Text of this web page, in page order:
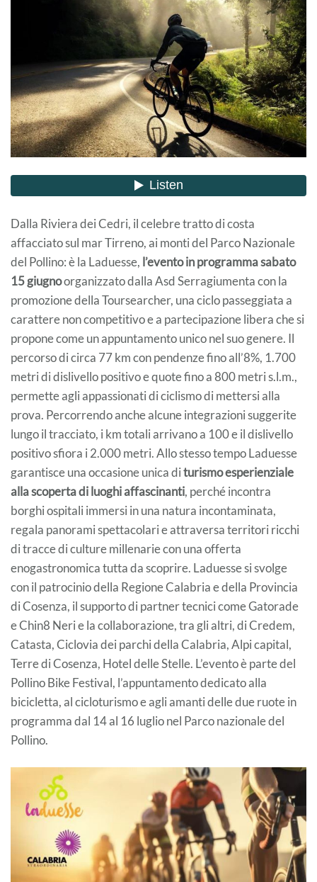
Dalla Riviera dei Cedri, il celebre tratto di costa
affacciato sul mar Tirreno,ai monti del Parco Nazionale
del Pollino: è la Laduesse, l’evento in programma sabato
15 giugnoorganizzato dalla Asd Serragiumenta con la
promozione della Toursearcher, una ciclo passeggiata a
carattere non competitivo e a partecipazione libera che si
propone come un appuntamento unico nel suo genere. Il
percorso di circa 77 km con pendenze fino all’8%, 1.700
metri di dislivello positivo e quote fino a 800 metri s.l.m.,
permette agli appassionati di ciclismo di mettersi alla
prova. Percorrendo anche alcune integrazioni suggerite
lungo il tracciato, i km totali arrivano a 100 e il dislivello
positivo sfiora i 2.000 metri. Allo stesso tempo Laduesse
garantisce una occasione unica diturismo esperienziale
alla scoperta di luoghi affascinanti, perché incontra
borghi ospitali immersi in una natura incontaminata,
regala panorami spettacolari e attraversa territori ricchi
di tracce di culture millenarie con una offerta
enogastronomica tutta da scoprire. Laduesse si svolge
con il patrocinio della Regione Calabria e della Provincia
di Cosenza, il supporto di partner tecnici come Gatorade
e Chin8 Neri e la collaborazione, tra gli altri, di Credem,
Catasta, Ciclovia dei parchi della Calabria, Alpi capital,
Terre di Cosenza, Hotel delle Stelle. L’evento è parte del
Pollino Bike Festival, l’appuntamento dedicato alla
bicicletta, al cicloturismo e agli amanti delle due ruote in
programma dal 14 al 16 luglio nel Parco nazionale del
Pollino.